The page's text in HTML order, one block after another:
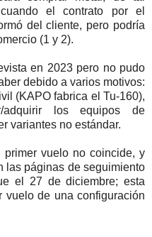
el contrato por el
del cliente, pero podría
(1 y 2).
en 2023 pero no pudo
debido a varios motivos:
(KAPO fabrica el Tu-160),
adquirir los equipos de
variantes no estándar.
vuelo no coincide, y
las páginas de seguimiento
el 27 de diciembre; esta
vuelo de una configuración